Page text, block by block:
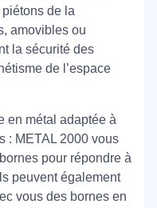
de la
amovibles ou
la sécurité des
de l’espace
en métal adaptée à
: METAL 2000 vous
pour répondre à
peuvent également
vous des bornes en